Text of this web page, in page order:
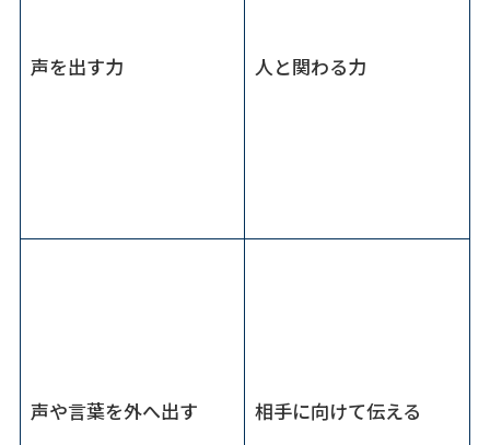
声を出す力 人と関わる力
声や言葉を外へ出す 相手に向けて伝える